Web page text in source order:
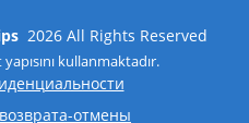
2026 All Rights Reserved
yapısını kullanmaktadır.
отмены